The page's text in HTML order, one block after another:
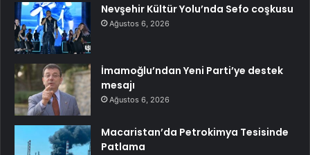
Nevşehir Kültür Yolu’nda Sefo coşkusu
Ağustos 6, 2026
İmamoğlu’ndan Yeni Parti’ye destek
mesajı
Ağustos 6, 2026
Macaristan’da Petrokimya Tesisinde
Patlama